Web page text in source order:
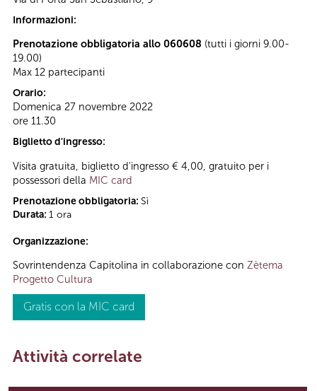
Informazioni:
Prenotazione obbligatoria allo 060608 (tutti i giorni 9.00-
19.00)
Max 12 partecipanti
Orario:
Domenica 27 novembre 2022
ore 11.30
Biglietto d'ingresso:
Visita gratuita, biglietto d'ingresso € 4,00, gratuito per i
possessori della MIC card
Prenotazione obbligatoria: Sì
Durata: 1 ora
Organizzazione:
Sovrintendenza Capitolina in collaborazione con Zètema
Progetto Cultura
Gratis con la MIC card
Attività correlate